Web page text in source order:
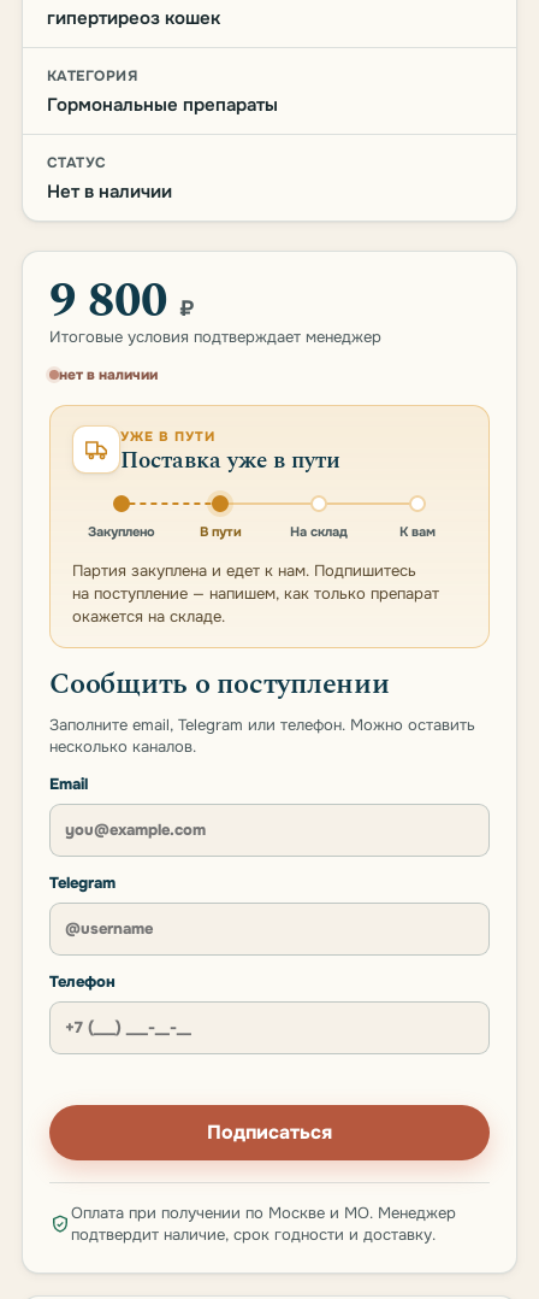
гипертиреоз кошек
КАТЕГОРИЯ
Гормональные препараты
СТАТУС
Нет в наличии
9 800 ₽
Итоговые условия подтверждает менеджер
нет в наличии
УЖЕ В ПУТИ
Поставка уже в пути
Закуплено В пути На склад К вам
Партия закуплена и едет к нам. Подпишитесь
на поступление — напишем, как только препарат
окажется на складе.
Сообщить о поступлении
Заполните email, Telegram или телефон. Можно оставить
несколько каналов.
Email
Telegram
Телефон
Подписаться
Оплата при получении по Москве и МО. Менеджер
подтвердит наличие, срок годности и доставку.